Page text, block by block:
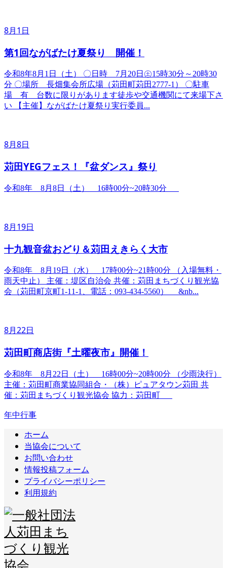
8月1日
第1回ながばたけ夏祭り 開催！
令和8年8月1日（土） ​〇日時 7月20日㊏15時30分～20時30
分 〇場所 長畑集会所広場（苅田町苅田2777-1） 〇駐車
場 有 台数に限りがあります徒歩や交通機関にて来場下さ
い 【主催】ながばたけ夏祭り実行委員...
8月8日
苅田YEGフェス！『盆ダンス』祭り
令和8年 8月8日（土） 16時00分~20時30分
8月19日
十九観音盆おどり＆苅田えきらく大市
令和8年 8月19日（水） 17時00分~21時00分 （入場無料・
雨天中止） 主催：堤区自治会 共催：苅田まちづくり観光協
会（苅田町京町1-11-1、電話：093-434-5560） &nb...
8月22日
苅田町商店街『土曜夜市』開催！
令和8年 8月22日（土） 16時00分~20時00分 （少雨決行）
主催：苅田町商業協同組合・（株）ピュアタウン苅田 共
催：苅田まちづくり観光協会 協力：苅田町
年中行事
ホーム
当協会について
お問い合わせ
情報投稿フォーム
プライバシーポリシー
利用規約